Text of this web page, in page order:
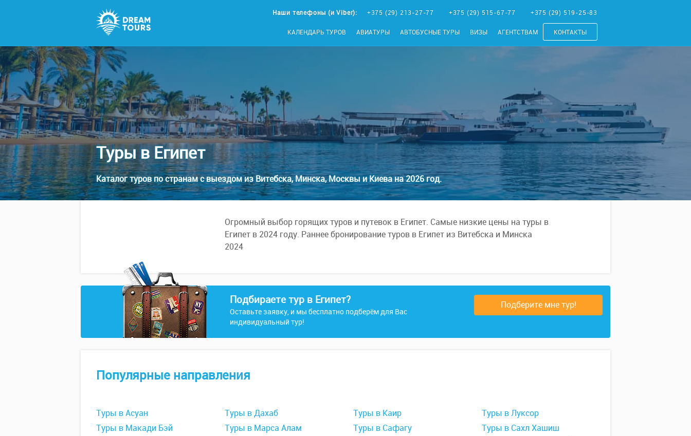
Наши телефоны (и Viber): +375 (29) 213-27-77 +375 (29) 515-67-77 +375 (29) 519-25-83
КАЛЕНДАРЬ ТУРОВ АВИАТУРЫ АВТОБУСНЫЕ ТУРЫ ВИЗЫ АГЕНТСТВАМ КОНТАКТЫ
Туры в Египет
Каталог туров по странам с выездом из Витебска, Минска, Москвы и Киева на 2026 год.
Огромный выбор горящих туров и путевок в Египет. Самые низкие цены на туры в
Египет в 2024 году. Раннее бронирование туров в Египет из Витебска и Минска
2024
Подбираете тур в Египет?
Оставьте заявку, и мы бесплатно подберём для Вас
индивидуальный тур!
Подберите мне тур!
Популярные направления
Туры в Асуан Туры в Дахаб Туры в Каир
Туры в Луксор
Туры в Макади Бэй
Туры в Марса Алам Туры в Сафагу
Туры в Сахл Хашиш